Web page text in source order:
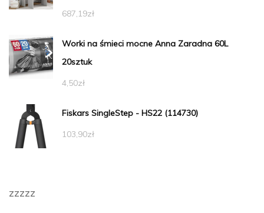
687,19zł
Worki na śmieci mocne Anna Zaradna 60L
20sztuk
4,50zł
Fiskars SingleStep - HS22 (114730)
103,90zł
zzzzz